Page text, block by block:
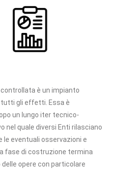
è un impianto
gli effetti. Essa è
un lungo iter tecnico-
nel quale diversi Enti rilasciano
le eventuali osservazioni e
fase di costruzione termina
delle opere con particolare